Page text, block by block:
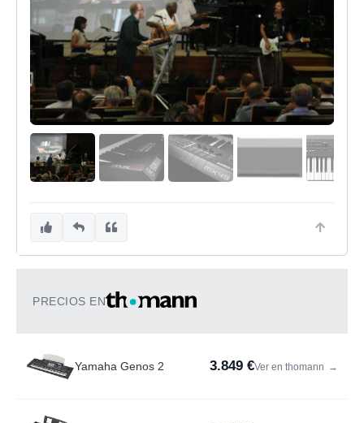
PRECIOS EN
Yamaha Genos 2 3.849 €Ver en thomann →